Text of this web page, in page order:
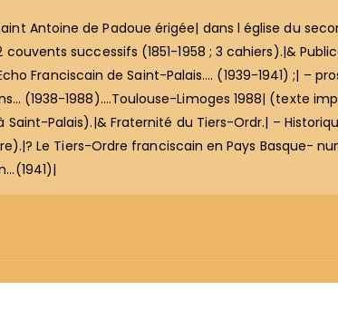
Antoine de Padoue érigée| dans l église du
successifs (1851-1958 ; 3 cahiers).|&
Franciscain de Saint-Palais…. (1939-1941) ;| –
(1938-1988)….Toulouse-Limoges 1988| (texte
Palais).|& Fraternité du Tiers-Ordr.| –
Le Tiers-Ordre franciscain en Pays Basque-